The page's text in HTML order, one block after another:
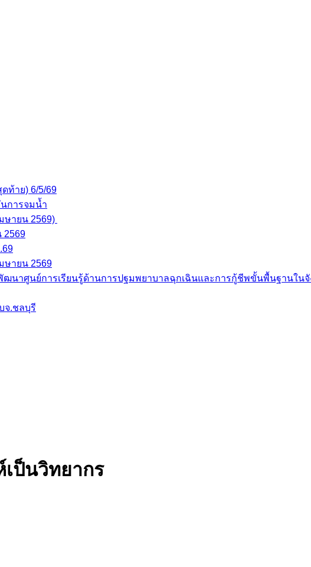
ท้าย) 6/5/69
การจมน้ำ
ษายน 2569)
2569
ษายน 2569
าศูนย์การเรียนรู้ด้านการปฐมพยาบาลฉุกเฉินและการกู้ชีพขั้นพื้นฐานใน
จ.ชลบุรี
ป็นวิทยากร